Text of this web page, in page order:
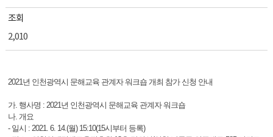
조회
2,010
2021년 인천광역시 문해교육 관계자 워크숍 개최 참가 신청 안내
가. 행사명 : 2021년 인천광역시 문해교육 관계자 워크숍
나. 개요
- 일시 : 2021. 6. 14.(월) 15:10(15시부터 등록)